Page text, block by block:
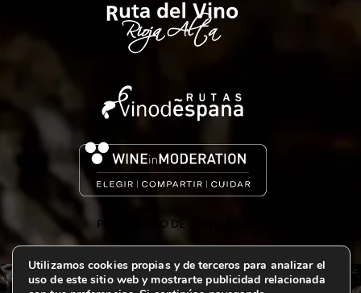
FORMULARIO DE CONTACTO
© 2024 Bodega CM de Matarromera | Condiciones
Utilizamos cookies propias y de terceros para analizar el
uso de este sitio web y mostrarte publicidad relacionada